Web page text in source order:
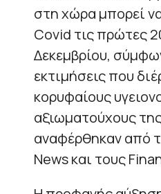
στη χώρα μπορεί
Covid τις πρώτες
Δεκεμβρίου,
εκτιμήσεις που
κορυφαίους
αξιωματούχους
αναφέρθηκαν από
News και τους